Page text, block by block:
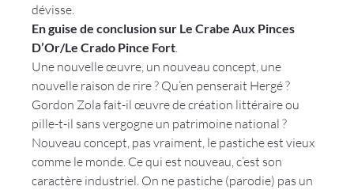
dévisse.
En guise de conclusion sur Le Crabe Aux Pinces
D’Or/Le Crado Pince Fort
Une nouvelle œuvre, un nouveau concept, une
nouvelle raison de rire ? Qu’en penserait Hergé ?
Gordon Zola fait-il œuvre de création littéraire ou
pille-t-il sans vergogne un patrimoine national ?
Nouveau concept, pas vraiment, le pastiche est vieux
comme le monde. Ce qui est nouveau, c’est son
caractère industriel. On ne pastiche (parodie) pas un